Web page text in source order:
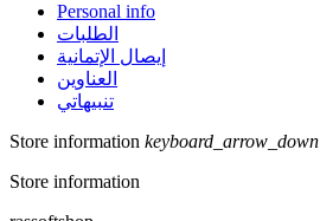
Personal info
الطلبات
إيصال الإتمانية
العناوين
تنبيهاتي
Store information keyboard_arrow_down
Store information